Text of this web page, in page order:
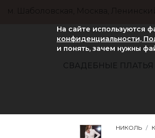
м. Шаболовская, Москва,
СВАДЕБНЫЕ ПЛАТЬЯ
НИКОЛЬ
На сайте используются
конфиденциальности,
и понять, зачем нужны